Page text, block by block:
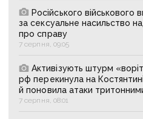
Російського військового
за сексуальне насильство
про справу
7 серпня, 09:05
Активізують штурм
рф перекинула на
й поновила атаки
7 серпня, 08:01